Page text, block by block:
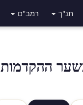
תנ"ך רמב"ם
ההקדמות